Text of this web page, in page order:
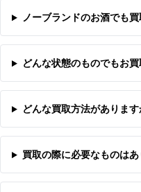
ノーブランドのお酒でも
どんな状態のものでもお
どんな買取方法があります
買取の際に必要なものはあ